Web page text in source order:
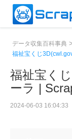
データ収集百科事典
福祉宝くじ
福祉宝く
ーラ |
2024-06-03 16:04:33